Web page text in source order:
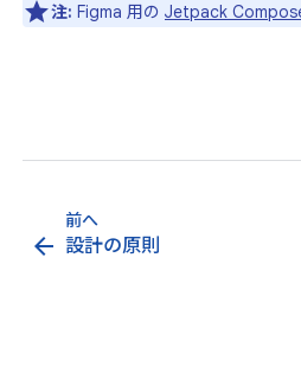
注: Figma 用の Jetpack
前へ
arrow_back 設計の原則